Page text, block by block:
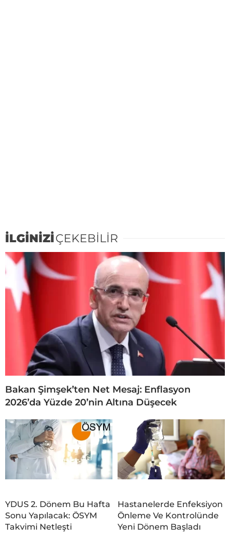
İLGİNİZİÇEKEBİLİR
Bakan Şimşek’ten Net Mesaj: Enflasyon
2026’da Yüzde 20’nin Altına Düşecek
YDUS 2. Dönem Bu Hafta
Sonu Yapılacak: ÖSYM
Takvimi Netleşti
Hastanelerde Enfeksiyon
Önleme Ve Kontrolünde
Yeni Dönem Başladı